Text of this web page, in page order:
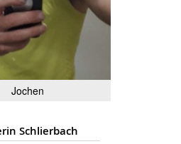
Jochen
Schlierbach